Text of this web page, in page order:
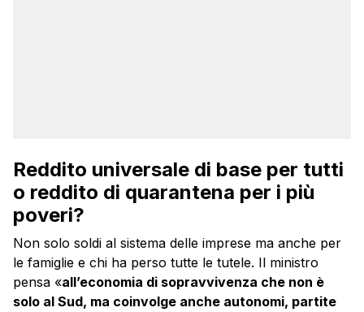
Reddito universale di base per tutti
o reddito di quarantena per i più
poveri?
Non solo soldi al sistema delle imprese ma anche per
le famiglie e chi ha perso tutte le tutele. Il ministro
pensa «all’economia di sopravvivenza che non è
solo al Sud, ma coinvolge anche autonomi, partite